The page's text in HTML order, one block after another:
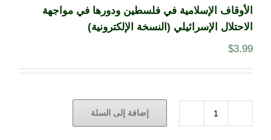
الأوقاف الإسلامية في فلسطين ودورها في مواجهة
الاحتلال الإسرائيلي (النسخة الإلكترونية)
$3.99
كمية
إضافة إلى السلة